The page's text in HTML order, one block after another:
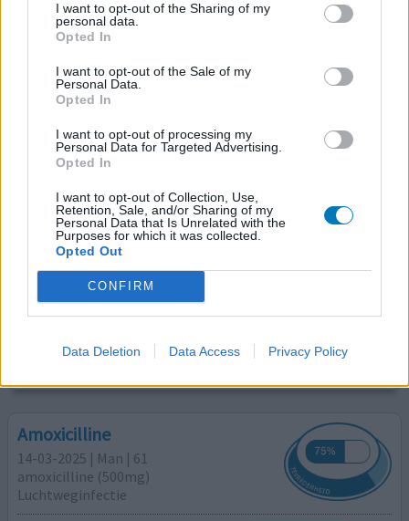
I want to opt-out of the Sharing of my
personal data.
Opted In
I want to opt-out of the Sale of my
Personal Data.
Opted In
I want to opt-out of processing my
Personal Data for Targeted Advertising.
Opted In
I want to opt-out of Collection, Use,
Retention, Sale, and/or Sharing of my
Personal Data that Is Unrelated with the
Purposes for which it was collected.
Opted Out
CONFIRM
Data Deletion Data Access Privacy Policy
27-03-2025 | Vrouw | 71
amoxicilline (500mg)
Tandvleesontsteking
Effectiviteit
Bijwerkingen
misselijkheid
Ik kreeg van m’n tandarts 3x pd amoxicilline mylan 500
mg. Vanaf dag 2 last van bovenstaande bijwerkingen, ik
heb de tandarts gebeld, de apotheek en de huisarts. Alle
3 zeggen, dat ik de kuur moet afmaken. Heb ik gedaan,
maar een volgende keer dat ik een amoxicilline zou
moeten slikken, vraag ik een andere antibioticum.
0 reacties
Amoxicilline
14-03-2025 | Man | 61
amoxicilline (500mg)
Luchtweginfectie